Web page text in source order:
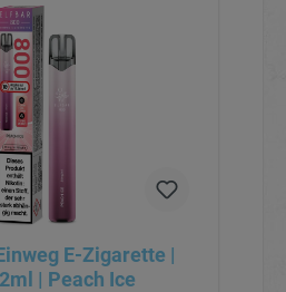
E-Zigarette |
| Peach Ice